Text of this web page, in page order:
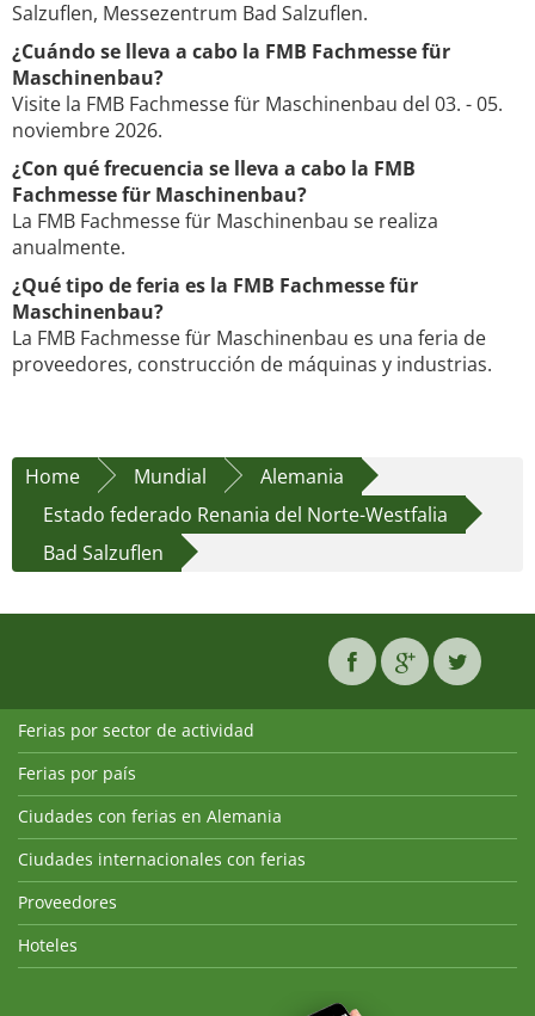
Salzuflen, Messezentrum Bad Salzuflen.
¿Cuándo se lleva a cabo la FMB Fachmesse für
Maschinenbau?
Visite la FMB Fachmesse für Maschinenbau del 03. - 05.
noviembre 2026.
¿Con qué frecuencia se lleva a cabo la FMB
Fachmesse für Maschinenbau?
La FMB Fachmesse für Maschinenbau se realiza
anualmente.
¿Qué tipo de feria es la FMB Fachmesse für
Maschinenbau?
La FMB Fachmesse für Maschinenbau es una feria de
proveedores, construcción de máquinas y industrias.
Home Mundial
Alemania
Estado federado Renania del Norte-Westfalia
Bad Salzuflen
Ferias por sector de actividad
Ferias por país
Ciudades con ferias en Alemania
Ciudades internacionales con ferias
Proveedores
Hoteles